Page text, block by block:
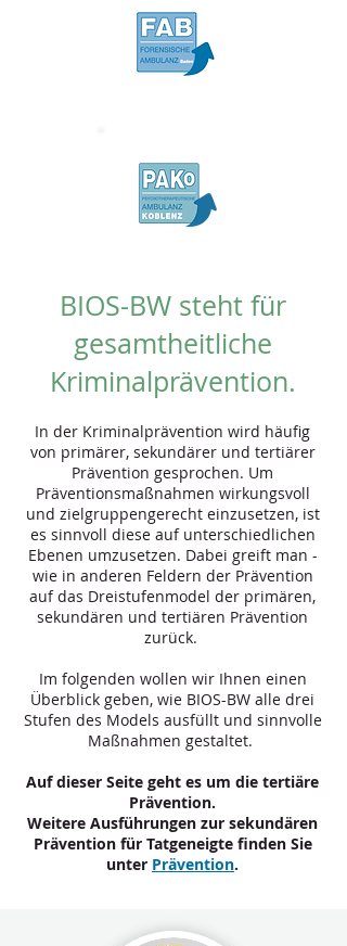
BIOS-BW steht für
gesamtheitliche
Kriminalprävention.
In der Kriminalprävention wird häufig
von primärer, sekundärer und tertiärer
Prävention gesprochen. Um
Präventionsmaßnahmen wirkungsvoll
und zielgruppengerecht einzusetzen, ist
es sinnvoll diese auf unterschiedlichen
Ebenen umzusetzen. Dabei greift man -
wie in anderen Feldern der Prävention
auf das Dreistufenmodel der primären,
sekundären und tertiären Prävention
zurück.
Im folgenden wollen wir Ihnen einen
Überblick geben, wie BIOS-BW alle drei
Stufen des Models ausfüllt und sinnvolle
Maßnahmen gestaltet.
Auf dieser Seite geht es um die tertiäre
Prävention.
Weitere Ausführungen zur sekundären
Prävention für Tatgeneigte finden Sie
unter Prävention.